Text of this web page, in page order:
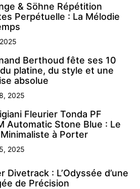
& Söhne Répétition
Perpétuelle : La Mélodie
Berthoud fête ses 10
platine, du style et une
absolue
2025
Fleurier Tonda PF
Automatic Stone Blue : Le
à Porter
2025
Divetrack : L’Odyssée d’une
de Précision